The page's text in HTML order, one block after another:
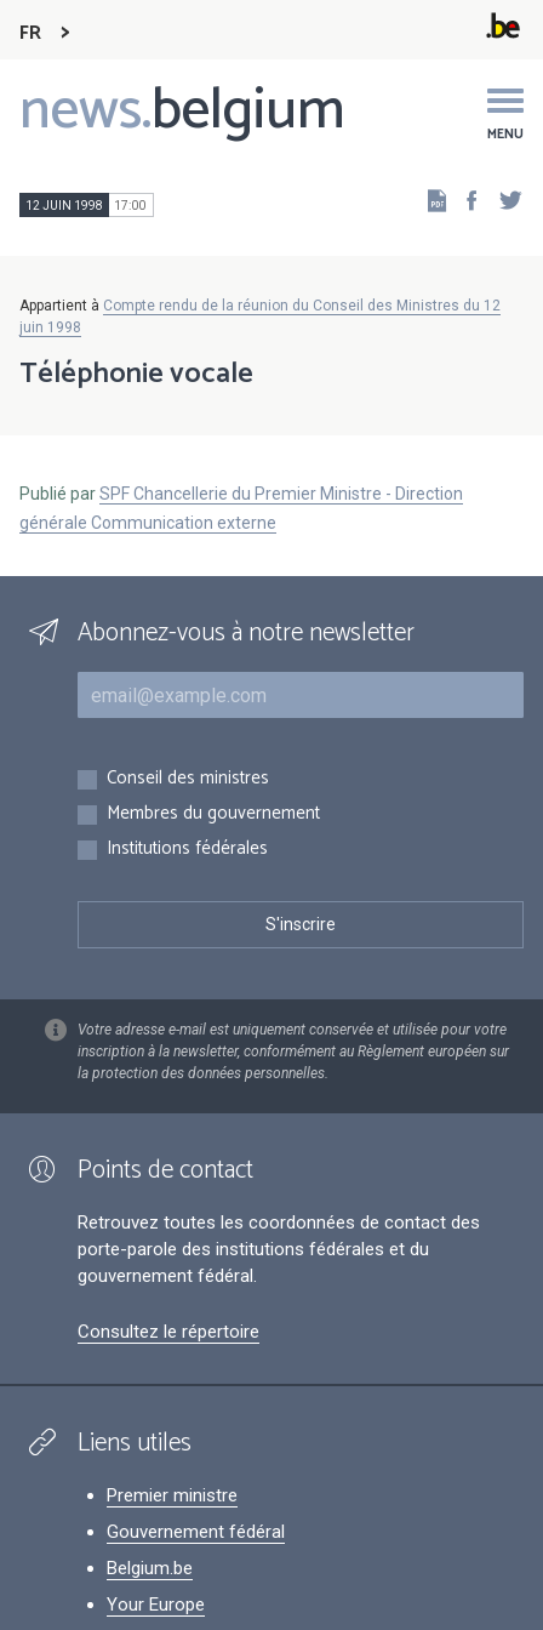
FR
news.belgium MENU
Main
navigation
12 JUIN 1998 17:00
Appartient à Compte rendu de la réunion du Conseil des Ministres du 12
juin 1998
Téléphonie vocale
Publié parSPF Chancellerie du Premier Ministre - Direction
générale Communication externe
Abonnez-vous à notre newsletter
Courriel
Inscriptions
Conseil des ministres
Membres du gouvernement
Institutions fédérales
Votre adresse e-mail est uniquement conservée et utilisée pour votre
inscription à la newsletter, conformément au Règlement européen sur
la protection des données personnelles.
Points de contact
Retrouvez toutes les coordonnées de contact des
porte-parole des institutions fédérales et du
gouvernement fédéral.
Consultez le répertoire
Liens utiles
Premier ministre
Gouvernement fédéral
Belgium.be
Your Europe